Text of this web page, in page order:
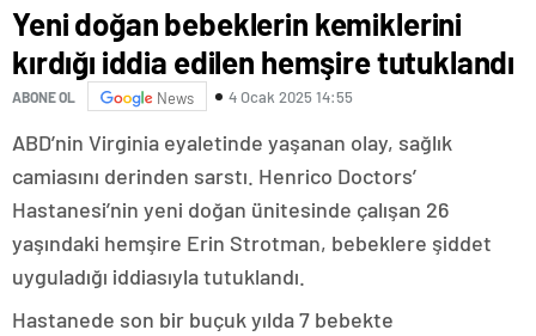
Yeni doğan bebeklerin kemiklerini
kırdığı iddia edilen hemşire tutuklandı
ABONE OL News 4 Ocak 2025 14:55
ABD’nin Virginia eyaletinde yaşanan olay, sağlık
camiasını derinden sarstı. Henrico Doctors’
Hastanesi’nin yeni doğan ünitesinde çalışan 26
yaşındaki hemşire Erin Strotman, bebeklere şiddet
uyguladığı iddiasıyla tutuklandı.
Hastanede son bir buçuk yılda 7 bebekte